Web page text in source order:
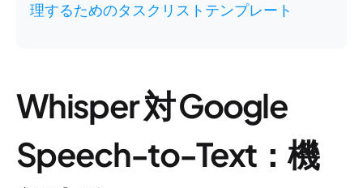
理するためのタスクリストテンプレート
Whisper 対 Google
Speech-to-Text：機